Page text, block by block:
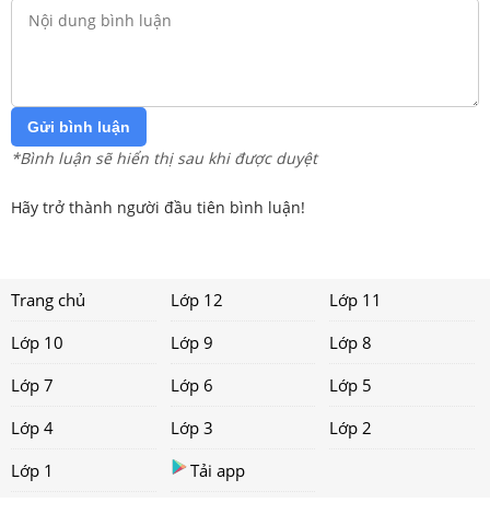
Gửi bình luận
*Bình luận sẽ hiển thị sau khi được duyệt
Hãy trở thành người đầu tiên bình luận!
Trang chủ Lớp 12
Lớp 11
Lớp 10
Lớp 9
Lớp 8
Lớp 7
Lớp 6
Lớp 5
Lớp 4
Lớp 3
Lớp 2
Lớp 1
Tải app